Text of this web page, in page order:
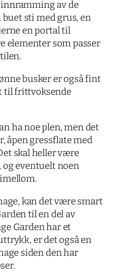
av de
buet sti med grus, en
en portal til
elementer som passer
busker er også fint
til frittvoksende
ha noe plen, men det
åpen gressflate med
skal heller være
og eventuelt noen
kan det være smart
til en del av
Garden har et
er det også en
siden den har